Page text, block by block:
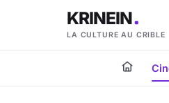
KRINEIN
LA CULTURE AU CRIBLE